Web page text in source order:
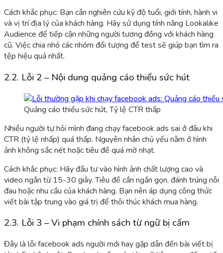
Cách khắc phục: Bạn cần nghiên cứu kỹ độ tuổi, giới tính, hành vi
và vị trí địa lý của khách hàng. Hãy sử dụng tính năng Lookalike
Audience để tiếp cận những người tương đồng với khách hàng
cũ. Việc chia nhỏ các nhóm đối tượng để test sẽ giúp bạn tìm ra
tệp hiệu quả nhất.
2.2. Lỗi 2 – Nội dung quảng cáo thiếu sức hút
Quảng cáo thiếu sức hút, Tỷ lệ CTR thấp
Nhiều người tự hỏi mình đang chạy facebook ads sai ở đâu khi
CTR (tỷ lệ nhấp) quá thấp. Nguyên nhân chủ yếu nằm ở hình
ảnh không sắc nét hoặc tiêu đề quá mờ nhạt.
Cách khắc phục: Hãy đầu tư vào hình ảnh chất lượng cao và
video ngắn từ 15-30 giây. Tiêu đề cần ngắn gọn, đánh trúng nỗi
đau hoặc nhu cầu của khách hàng. Bạn nên áp dụng công thức
viết bài tập trung vào giá trị để thôi thúc khách mua hàng.
2.3. Lỗi 3 – Vi phạm chính sách từ ngữ bị cấm
Đây là lỗi facebook ads người mới hay gặp dẫn đến bài viết bị